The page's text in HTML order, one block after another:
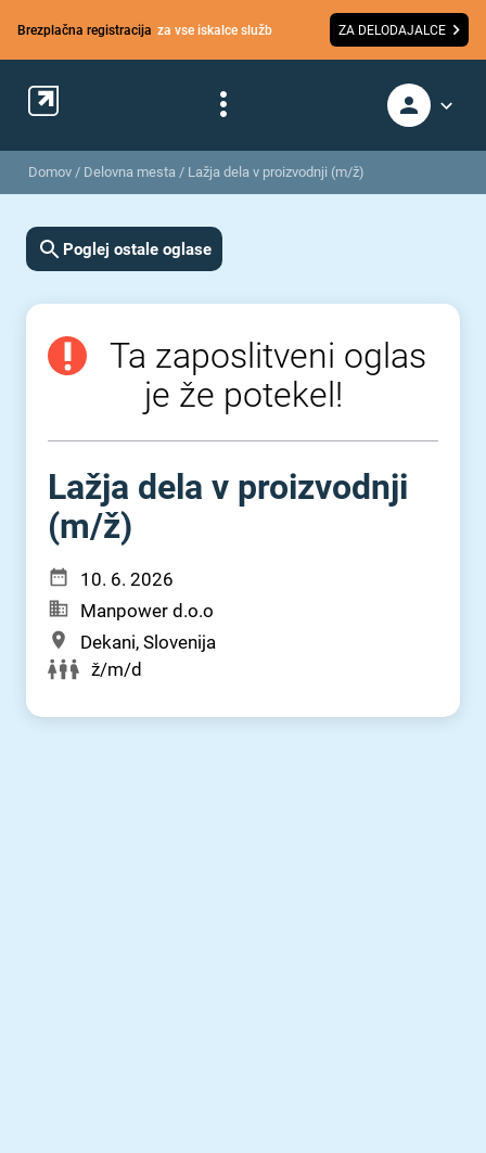
Brezplačna registracija za vse iskalce služb ZA DELODAJALCE
Domov / Delovna mesta / Lažja dela v proizvodnji (m/ž)
Poglej ostale oglase
Ta zaposlitveni oglas
je že potekel!
Lažja dela v proizvodnji
(m⁠/⁠ž)
10. 6. 2026
Manpower d.o.o
Dekani, Slovenija
ž/m/d